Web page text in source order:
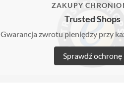
ZAKUPY
Trusted Shops
Gwarancja zwrotu pieniędzy przy
Sprawdź ochronę